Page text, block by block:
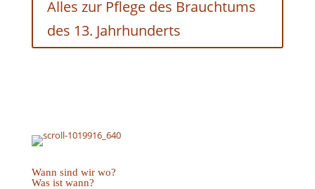
Alles zur Pflege des Brauchtums
des 13. Jahrhunderts
Wann sind wir wo?
Was ist wann?